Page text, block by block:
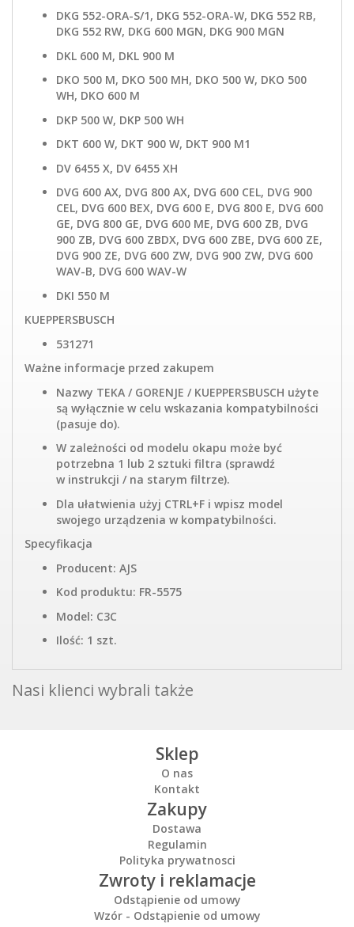
DKG 552-ORA-S/1, DKG 552-ORA-W, DKG 552 RB,
DKG 552 RW, DKG 600 MGN, DKG 900 MGN
DKL 600 M, DKL 900 M
DKO 500 M, DKO 500 MH, DKO 500 W, DKO 500
WH, DKO 600 M
DKP 500 W, DKP 500 WH
DKT 600 W, DKT 900 W, DKT 900 M1
DV 6455 X, DV 6455 XH
DVG 600 AX, DVG 800 AX, DVG 600 CEL, DVG 900
CEL, DVG 600 BEX, DVG 600 E, DVG 800 E, DVG 600
GE, DVG 800 GE, DVG 600 ME, DVG 600 ZB, DVG
900 ZB, DVG 600 ZBDX, DVG 600 ZBE, DVG 600 ZE,
DVG 900 ZE, DVG 600 ZW, DVG 900 ZW, DVG 600
WAV-B, DVG 600 WAV-W
DKI 550 M
KUEPPERSBUSCH
531271
Ważne informacje przed zakupem
Nazwy TEKA / GORENJE / KUEPPERSBUSCH użyte
są wyłącznie w celu wskazania kompatybilności
(pasuje do).
W zależności od modelu okapu może być
potrzebna 1 lub 2 sztuki filtra (sprawdź
w instrukcji / na starym filtrze).
Dla ułatwienia użyj CTRL+F i wpisz model
swojego urządzenia w kompatybilności.
Specyfikacja
Producent: AJS
Kod produktu: FR-5575
Model: C3C
Ilość: 1 szt.
Nasi klienci wybrali także
Sklep
O nas
Kontakt
Zakupy
Dostawa
Regulamin
Polityka prywatnosci
Zwroty i reklamacje
Odstąpienie od umowy
Wzór - Odstąpienie od umowy